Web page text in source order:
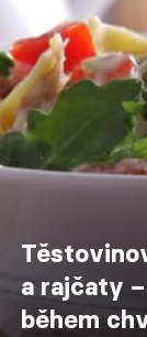
a rajčaty
během